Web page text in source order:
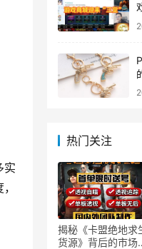
实
热门关注
揭秘《卡盟绝地求
货源》背后的市场